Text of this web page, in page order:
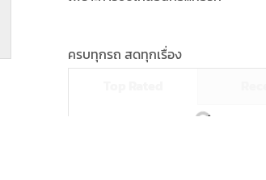
ครบทุกรถ สดทุกเรื่อง